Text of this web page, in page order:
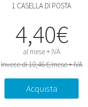
1 CASELLA DI POSTA
4,40€
al mese + IVA
Invece di 10,46 €/mese + IVA
Acquista